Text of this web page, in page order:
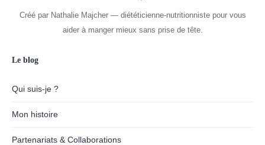
Créé par Nathalie Majcher — diététicienne-nutritionniste pour vous
aider à manger mieux sans prise de tête.
Le blog
Qui suis-je ?
Mon histoire
Partenariats & Collaborations